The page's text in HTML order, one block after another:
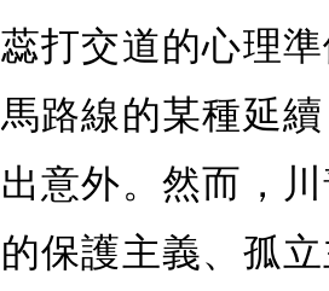
蕊打交道的心理
馬路線的某種延
出意外。然而，
的保護主義、孤